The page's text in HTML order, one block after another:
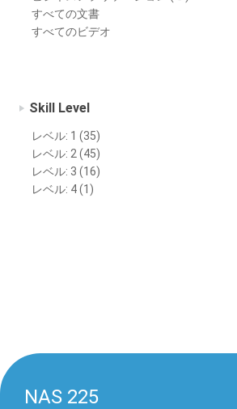
すべての文書
すべてのビデオ
Skill Level
レベル: 1 (35)
レベル: 2 (45)
レベル: 3 (16)
レベル: 4 (1)
NAS 225